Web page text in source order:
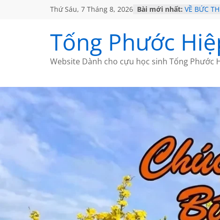
Thứ Sáu, 7 Tháng 8, 2026 Bài mới nhất: VỀ BỨC
MỘT ĐỜI
SÁCH
BẤT
CÀ PHÊ
Tống Phước
Website Dành cho cựu học sinh Tống Phước